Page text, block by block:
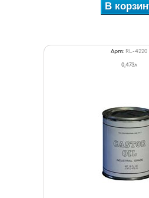
В
Арт: RL-4220
0,473л